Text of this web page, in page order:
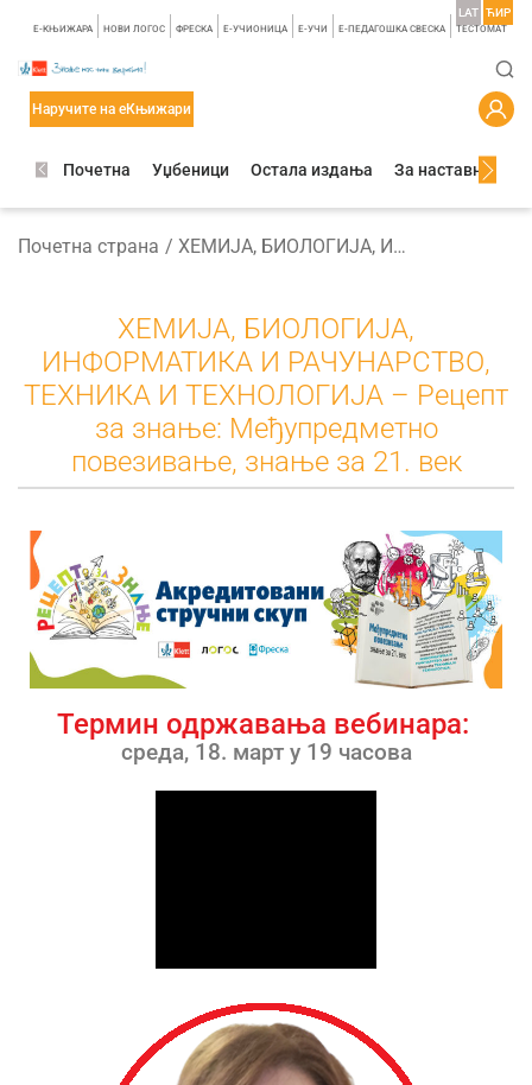
E-КЊИЖАРА НОВИ ЛОГОС ФРЕСКА E-УЧИОНИЦА E-УЧИ Е-ПЕДАГОШКА СВЕСКА TЕСТОМАТ
LAT ЋИР
Наручите на еКњижари
Почетна Уџбеници Остала издања За наставнике
Почетна страна ХЕМИЈА, БИОЛОГИЈА, ИНФОРМАТИКА И РАЧУНАРСТВО, ТЕХНИКА И ТЕХНОЛОГИЈА – Рецепт за знање: Међупредметно повезивање, знање за 21. век
ХЕМИЈА, БИОЛОГИЈА,
ИНФОРМАТИКА И РАЧУНАРСТВО,
ТЕХНИКА И ТЕХНОЛОГИЈА – Рецепт
за знање: Међупредметно
повезивање, знање за 21. век
Термин одржавања вебинара:
среда, 18. март у 19 часова